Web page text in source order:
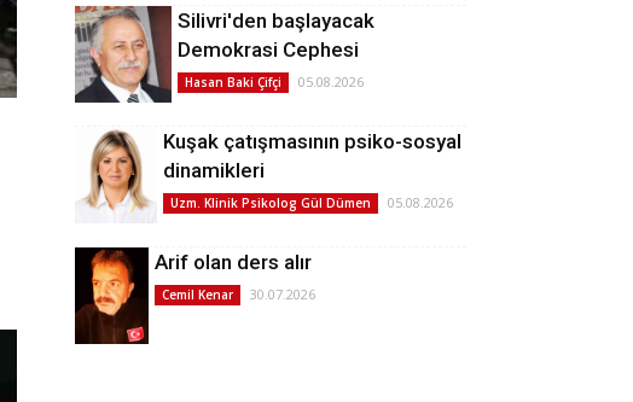
Silivri'den başlayacak
Demokrasi Cephesi
Hasan Baki Çifçi 05.08.2026
Kuşak çatışmasının psiko-sosyal
dinamikleri
Uzm. Klinik Psikolog Gül Dümen 05.08.2026
Arif olan ders alır
Cemil Kenar 30.07.2026